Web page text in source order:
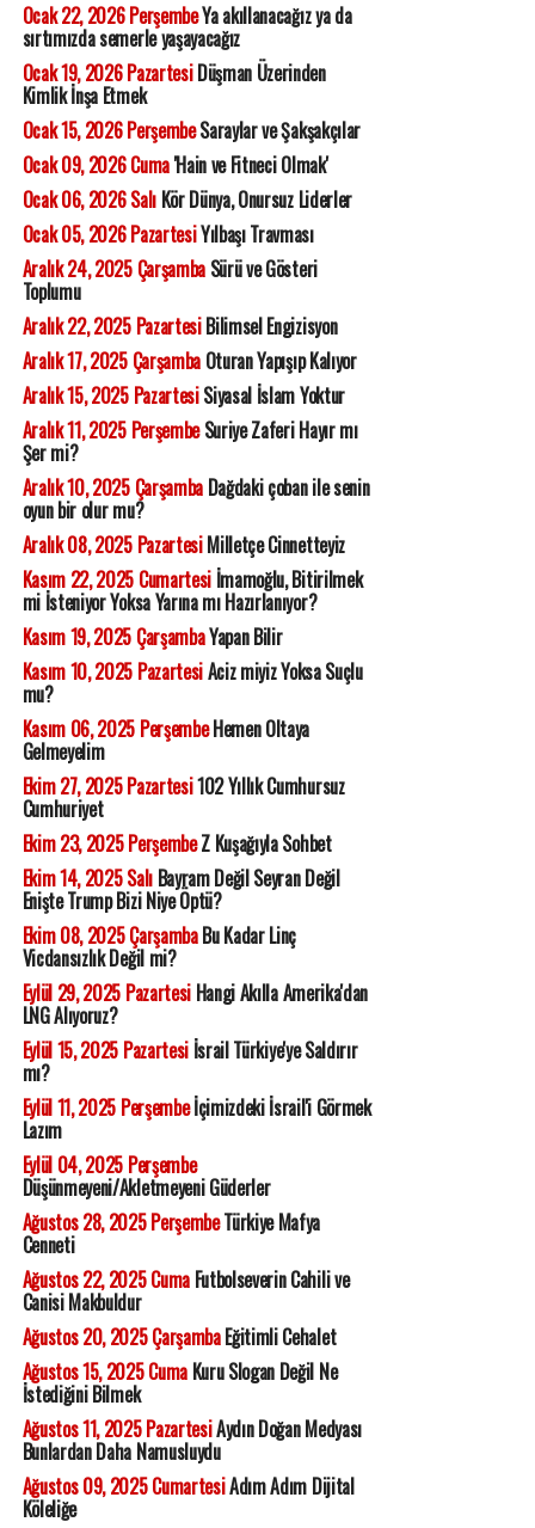
Ocak 22, 2026 PerşembeYa akıllanacağız ya da
sırtımızda semerle yaşayacağız
Ocak 19, 2026 PazartesiDüşman Üzerinden
Kimlik İnşa Etmek
Ocak 15, 2026 PerşembeSaraylar ve Şakşakçılar
Ocak 09, 2026 Cuma'Hain ve Fitneci Olmak'
Ocak 06, 2026 SalıKör Dünya, Onursuz Liderler
Ocak 05, 2026 PazartesiYılbaşı Travması
Aralık 24, 2025 ÇarşambaSürü ve Gösteri
Toplumu
Aralık 22, 2025 PazartesiBilimsel Engizisyon
Aralık 17, 2025 ÇarşambaOturan Yapışıp Kalıyor
Aralık 15, 2025 PazartesiSiyasal İslam Yoktur
Aralık 11, 2025 PerşembeSuriye Zaferi Hayır mı
Şer mi?
Aralık 10, 2025 ÇarşambaDağdaki çoban ile senin
oyun bir olur mu?
Aralık 08, 2025 PazartesiMilletçe Cinnetteyiz
Kasım 22, 2025 Cumartesiİmamoğlu, Bitirilmek
mi İsteniyor Yoksa Yarına mı Hazırlanıyor?
Kasım 19, 2025 ÇarşambaYapan Bilir
Kasım 10, 2025 PazartesiAciz miyiz Yoksa Suçlu
mu?
Kasım 06, 2025 PerşembeHemen Oltaya
Gelmeyelim
Ekim 27, 2025 Pazartesi102 Yıllık Cumhursuz
Cumhuriyet
Ekim 23, 2025 PerşembeZ Kuşağıyla Sohbet
Ekim 14, 2025 SalıBayram Değil Seyran Değil
Enişte Trump Bizi Niye Öptü?
Ekim 08, 2025 ÇarşambaBu Kadar Linç
Vicdansızlık Değil mi?
Eylül 29, 2025 PazartesiHangi Akılla Amerika'dan
LNG Alıyoruz?
Eylül 15, 2025 Pazartesiİsrail Türkiye'ye Saldırır
mı?
Eylül 11, 2025 Perşembeİçimizdeki İsrail'i Görmek
Lazım
Eylül 04, 2025 Perşembe
Düşünmeyeni/Akletmeyeni Güderler
Ağustos 28, 2025 PerşembeTürkiye Mafya
Cenneti
Ağustos 22, 2025 CumaFutbolseverin Cahili ve
Canisi Makbuldur
Ağustos 20, 2025 ÇarşambaEğitimli Cehalet
Ağustos 15, 2025 CumaKuru Slogan Değil Ne
İstediğini Bilmek
Ağustos 11, 2025 PazartesiAydın Doğan Medyası
Bunlardan Daha Namusluydu
Ağustos 09, 2025 CumartesiAdım Adım Dijital
Köleliğe